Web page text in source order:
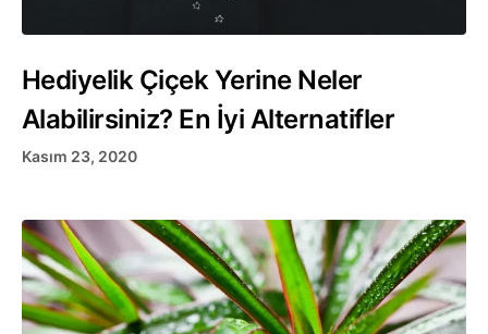
Hediyelik Çiçek Yerine Neler
Alabilirsiniz? En İyi Alternatifler
Kasım 23, 2020